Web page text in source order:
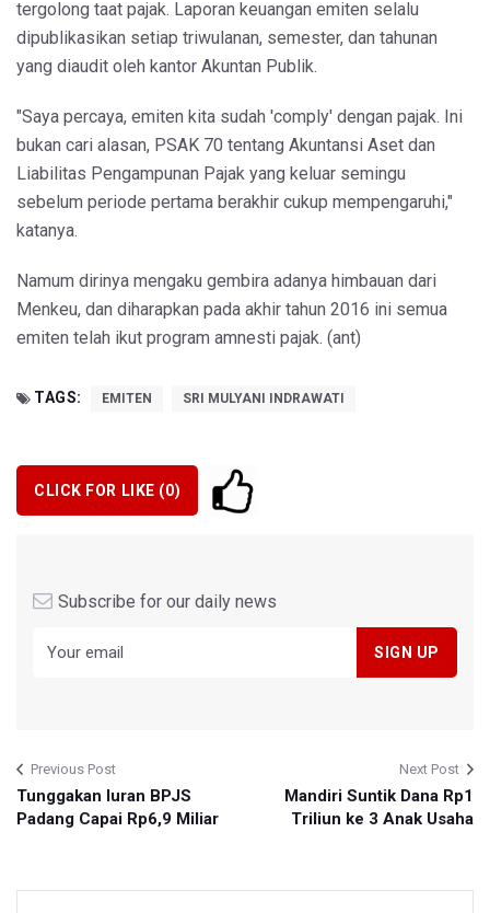
tergolong taat pajak. Laporan keuangan emiten selalu
dipublikasikan setiap triwulanan, semester, dan tahunan
yang diaudit oleh kantor Akuntan Publik.
"Saya percaya, emiten kita sudah 'comply' dengan pajak. Ini
bukan cari alasan, PSAK 70 tentang Akuntansi Aset dan
Liabilitas Pengampunan Pajak yang keluar semingu
sebelum periode pertama berakhir cukup mempengaruhi,"
katanya.
Namum dirinya mengaku gembira adanya himbauan dari
Menkeu, dan diharapkan pada akhir tahun 2016 ini semua
emiten telah ikut program amnesti pajak. (ant)
TAGS: EMITEN SRI MULYANI INDRAWATI
CLICK FOR LIKE (0)
Subscribe for our daily news
Previous Post
Tunggakan Iuran BPJS
Padang Capai Rp6,9 Miliar
Next Post
Mandiri Suntik Dana Rp1
Triliun ke 3 Anak Usaha